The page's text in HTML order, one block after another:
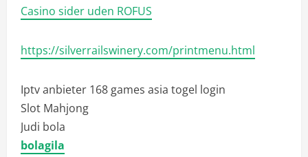
Casino sider uden ROFUS
https://silverrailswinery.com/printmenu.html
Iptv anbieter 168 games asia togel login
Slot Mahjong
Judi bola
bolagila